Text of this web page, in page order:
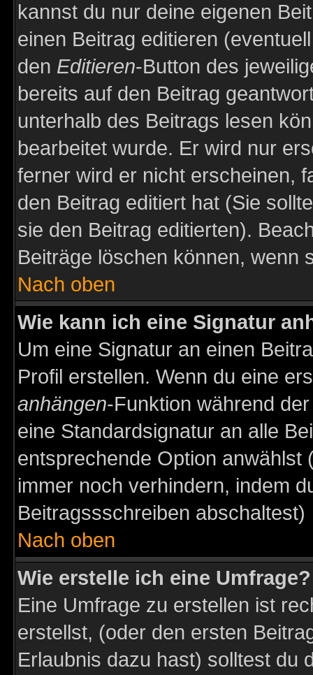
kannst du nur deine eigenen
einen Beitrag editieren
den Editieren-Button des
bereits auf den Beitrag
unterhalb des Beitrags lesen
bearbeitet wurde. Er wird nur
ferner wird er nicht erscheinen,
den Beitrag editiert hat (Sie
sie den Beitrag editierten).
Beiträge löschen können, wenn
Nach oben
Wie kann ich eine Signatur
Um eine Signatur an einen
Profil erstellen. Wenn du eine
anhängen-Funktion während
eine Standardsignatur an alle
entsprechende Option anwählst
immer noch verhindern, indem
Beitragssschreiben abschaltest)
Nach oben
Wie erstelle ich eine Umfrage?
Eine Umfrage zu erstellen ist
erstellst, (oder den ersten
Erlaubnis dazu hast) solltest du